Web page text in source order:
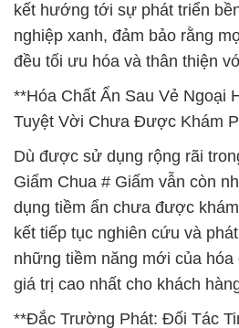
kết hướng tới sự phát triển
nghiệp xanh, đảm bảo rằng
đều tối ưu hóa và thân thiện
**Hóa Chất Ẩn Sau Vẻ Ngoại
Tuyệt Vời Chưa Được Khám
Dù được sử dụng rộng rãi
Giấm Chua # Giấm vẫn còn
dụng tiềm ẩn chưa được
kết tiếp tục nghiên cứu và
những tiềm năng mới của hóa
giá trị cao nhất cho khách
**Đắc Trường Phát: Đối Tác